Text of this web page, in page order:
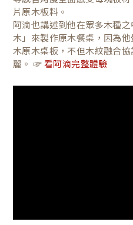
片原木板料。
阿滴也講述到他在眾多木種
木」來製作原木餐桌，因為
木原木桌板，不但木紋融合
麗。 ☞ 看阿滴完整體驗